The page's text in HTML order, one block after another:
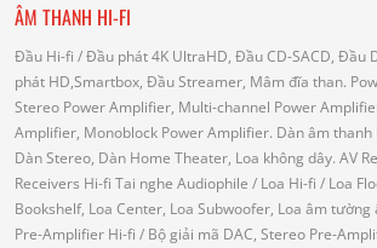
ÂM THANH HI-FI
Đầu Hi-fi / Đầu phát 4K UltraHD, Đầu CD-SACD, Đầu
phát HD,Smartbox, Đầu Streamer, Mâm đĩa than.
Stereo Power Amplifier, Multi-channel Power
Amplifier, Monoblock Power Amplifier. Dàn âm thanh
Dàn Stereo, Dàn Home Theater, Loa không dây. AV
Receivers Hi-fi Tai nghe Audiophile / Loa Hi-fi / Loa
Bookshelf, Loa Center, Loa Subwoofer, Loa âm
Pre-Amplifier Hi-fi / Bộ giải mã DAC, Stereo Pre-